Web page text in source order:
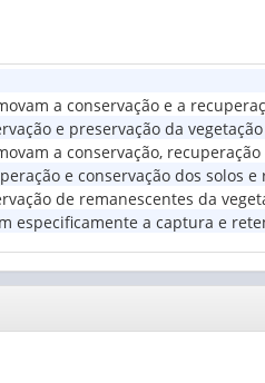
a conservação e a
e preservação da
a conservação,
e conservação dos
de remanescentes da
especificamente a captura e